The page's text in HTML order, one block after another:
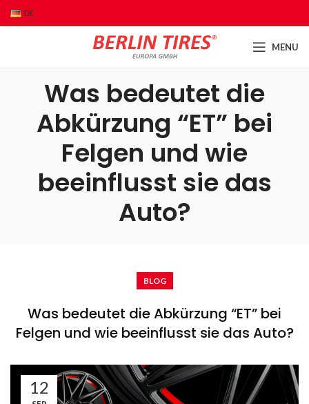
DE
MENU
Was bedeutet die
Abkürzung “ET” bei
Felgen und wie
beeinflusst sie das
Auto?
BLOG
Was bedeutet die Abkürzung “ET” bei
Felgen und wie beeinflusst sie das Auto?
12